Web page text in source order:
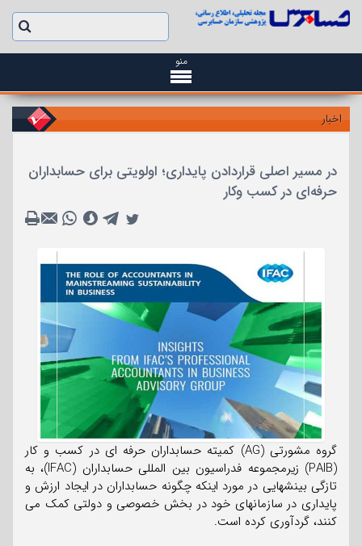
منو
اخبار
در مسیر اصلی قراردادن پایداری؛ اولویتی برای حسابداران
حرفه‌ای در کسب وکار
گروه مشورتی (AG) کمیته حسابداران حرفه ای در کسب و کار
(PAIB) زیرمجموعه فدراسیون بین المللی حسابداران (IFAC)، به
تازگی بینشهایی در مورد اینکه چگونه حسابداران در ایجاد ارزش و
پایداری در سازمانهای خود در بخش خصوصی و دولتی کمک می
کنند، گردآوری کرده است.